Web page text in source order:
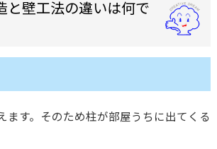
と壁工法の違いは何で
ます。そのため柱が部屋うちに出てくる